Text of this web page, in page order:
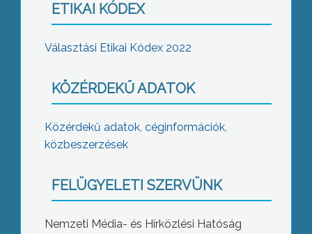
ETIKAI KÓDEX
Választási Etikai Kódex 2022
KÖZÉRDEKŰ ADATOK
Közérdekű adatok, céginformációk,
közbeszerzések
FELÜGYELETI SZERVÜNK
Nemzeti Média- és Hírközlési Hatóság